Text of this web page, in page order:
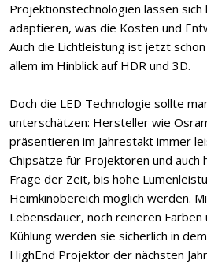
Projektionstechnologien lassen
adaptieren, was die Kosten und
Auch die Lichtleistung ist jetzt
allem im Hinblick auf HDR und 3D.
Doch die LED Technologie sollte
unterschätzen: Hersteller wie
präsentieren im Jahrestakt immer
Chipsätze für Projektoren und auch
Frage der Zeit, bis hohe
Heimkinobereich möglich werden.
Lebensdauer, noch reineren
Kühlung werden sie sicherlich in
HighEnd Projektor der nächsten